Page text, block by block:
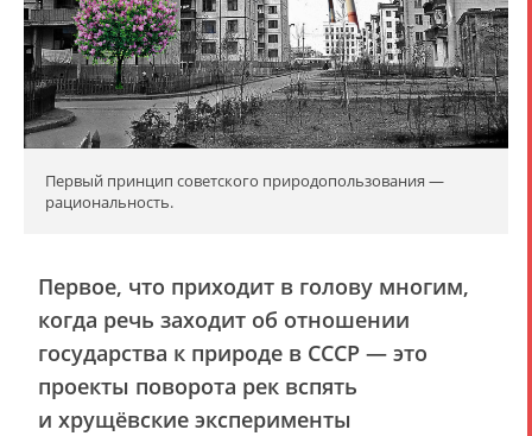
Первый принцип советского природопользования —
рациональность.
Первое, что приходит в голову многим,
когда речь заходит об отношении
государства к природе в СССР — это
проекты поворота рек вспять
и хрущёвские эксперименты